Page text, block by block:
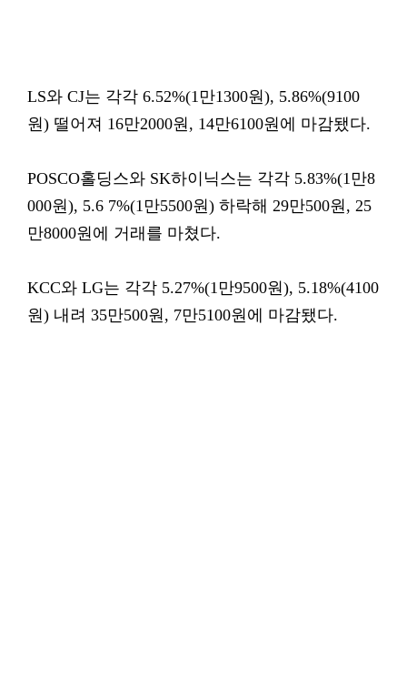
LS와 CJ는 각각 6.52%(1만1300원), 5.86%(9100
원) 떨어져 16만2000원, 14만6100원에 마감됐다.
POSCO홀딩스와 SK하이닉스는 각각 5.83%(1만8
000원), 5.6 7%(1만5500원) 하락해 29만500원, 25
만8000원에 거래를 마쳤다.
KCC와 LG는 각각 5.27%(1만9500원), 5.18%(4100
원) 내려 35만500원, 7만5100원에 마감됐다.